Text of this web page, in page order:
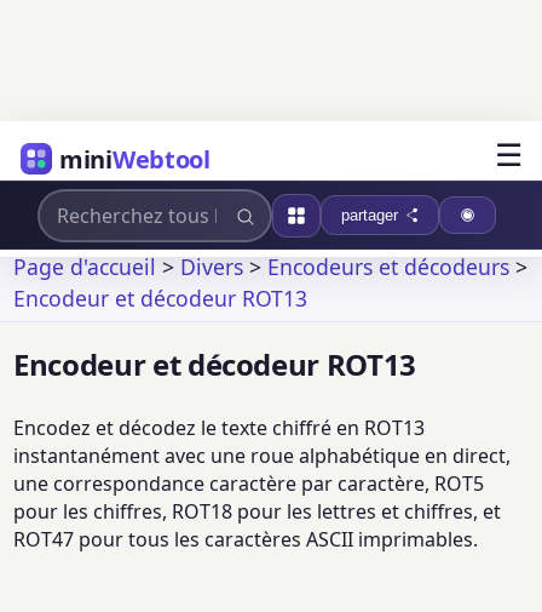
miniWebtool ☰
partager
Page d'accueil>Divers>Encodeurs et décodeurs>
Encodeur et décodeur ROT13
Encodeur et décodeur ROT13
Encodez et décodez le texte chiffré en ROT13
instantanément avec une roue alphabétique en direct,
une correspondance caractère par caractère, ROT5
pour les chiffres, ROT18 pour les lettres et chiffres, et
ROT47 pour tous les caractères ASCII imprimables.